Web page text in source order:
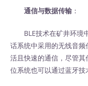
通信与数据传输 ：
BLE技术在矿井环境
话系统中采用的无线音
活且快速的通信，尽管
位系统也可以通过蓝牙技